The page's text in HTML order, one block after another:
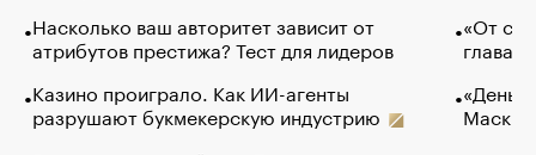
Насколько ваш авторитет зависит от
атрибутов престижа? Тест для лидеров
Казино проиграло. Как ИИ-агенты
разрушают букмекерскую индустрию
«От
глава
Маск в